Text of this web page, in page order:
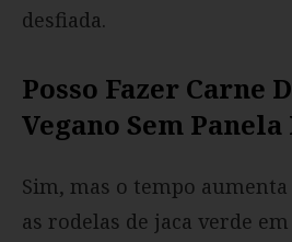
desfiada.
Posso Fazer Carne
Vegano Sem Panela
Sim, mas o tempo
as rodelas de jaca verde